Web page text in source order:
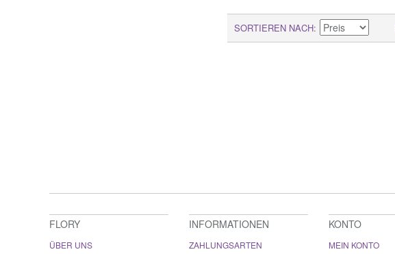
SORTIEREN NACH
FLORY
ÜBER UNS
INFORMATIONEN
ZAHLUNGSARTEN
KONTO
MEIN KONTO